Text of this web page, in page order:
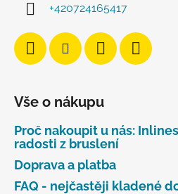
+420724165417
Vše o nákupu
Proč nakoupit u nás:
radosti z bruslení
Doprava a platba
FAQ - nejčastěji kladené